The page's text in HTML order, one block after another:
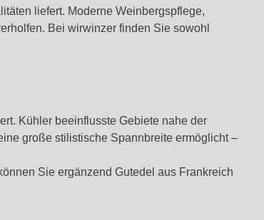
liefert. Moderne Weinbergspflege,
Bei wirwinzer finden Sie sowohl
Kühler beeinflusste Gebiete nahe der
große stilistische Spannbreite ermöglicht –
Sie ergänzend Gutedel aus Frankreich